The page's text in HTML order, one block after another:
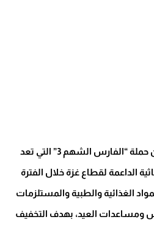
وتأتي هذه المساعدات ضمن حملة “الفارس الشهم 3” التي تعد
الداعمة لقطاع غزة خلال الفترة
الغذائية والطبية والمستلزمات
ومساعدات العيد، بهدف التخفيف